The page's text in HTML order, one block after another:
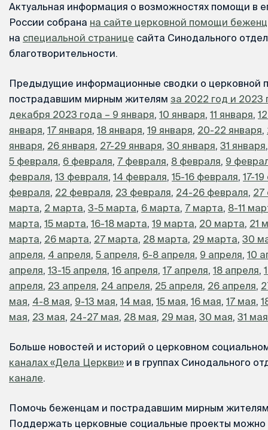
Актуальная информация о возможностях помощи в
России собрана на сайте церковной помощи
на специальной странице сайта Синодального
благотворительности.
Предыдущие информационные сводки о церковной
пострадавшим мирным жителям за 2022 год и 2023
декабря 2023 года – 9 января, 10 января, 11 января,
января, 17 января, 18 января, 19 января, 20-22 января,
января, 26 января, 27-29 января, 30 января, 31 января
5 февраля, 6 февраля, 7 февраля, 8 февраля, 9
февраля, 13 февраля, 14 февраля, 15-16 февраля, 17-
февраля, 22 февраля, 23 февраля, 24-26 февраля, 27
марта, 2 марта, 3-5 марта, 6 марта, 7 марта, 8-11
марта, 15 марта, 16-18 марта, 19 марта, 20 марта, 21
марта, 26 марта, 27 марта, 28 марта, 29 марта, 30
апреля, 4 апреля, 5 апреля, 6-8 апреля, 9 апреля, 10
апреля, 13-15 апреля, 16 апреля, 17 апреля, 18 апреля,
апреля, 23 апреля, 24 апреля, 25 апреля, 26 апреля,
мая, 4-8 мая, 9-13 мая, 14 мая, 15 мая, 16 мая, 17 мая,
мая, 23 мая, 24-27 мая, 28 мая, 29 мая, 30 мая, 31 мая
Больше новостей и историй о церковном
каналах «Дела Церкви» и в группах Синодального
канале.
Помочь беженцам и пострадавшим мирным
Поддержать церковные социальные проекты